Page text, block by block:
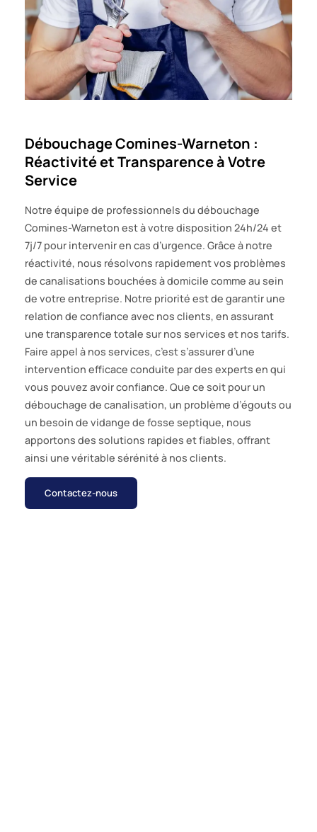
Débouchage Comines-Warneton :
Réactivité et Transparence à Votre
Service
Notre équipe de professionnels du débouchage
Comines-Warneton est à votre disposition 24h/24 et
7j/7 pour intervenir en cas d’urgence. Grâce à notre
réactivité, nous résolvons rapidement vos problèmes
de canalisations bouchées à domicile comme au sein
de votre entreprise. Notre priorité est de garantir une
relation de confiance avec nos clients, en assurant
une transparence totale sur nos services et nos tarifs.
Faire appel à nos services, c’est s’assurer d’une
intervention efficace conduite par des experts en qui
vous pouvez avoir confiance. Que ce soit pour un
débouchage de canalisation, un problème d’égouts ou
un besoin de vidange de fosse septique, nous
apportons des solutions rapides et fiables, offrant
ainsi une véritable sérénité à nos clients.
Contactez-nous